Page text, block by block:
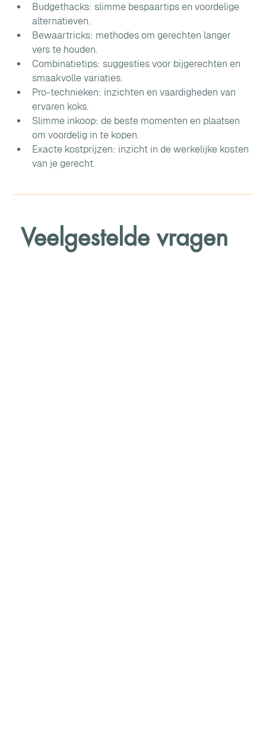
Budgethacks: slimme bespaartips en voordelige
alternatieven.
Bewaartricks: methodes om gerechten langer
vers te houden.
Combinatietips: suggesties voor bijgerechten en
smaakvolle variaties.
Pro-technieken: inzichten en vaardigheden van
ervaren koks.
Slimme inkoop: de beste momenten en plaatsen
om voordelig in te kopen.
Exacte kostprijzen: inzicht in de werkelijke kosten
van je gerecht.
Veelgestelde vragen